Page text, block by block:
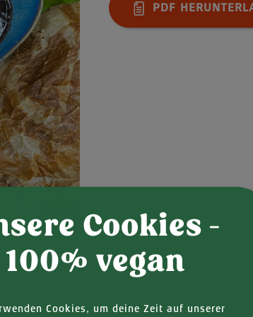
PDF
Cookies -
100% vegan
Cookies, um deine Zeit auf unserer